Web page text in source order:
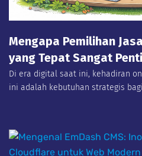
Mengapa Pemilihan
yang Tepat Sangat
Di era digital saat ini, kehadiran
ini adalah kebutuhan strategis